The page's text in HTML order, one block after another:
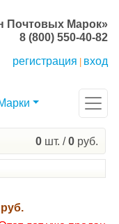
Почтовых Марок»
8 (800) 550-40-82
регистрация
вход
0 шт. /0 руб.